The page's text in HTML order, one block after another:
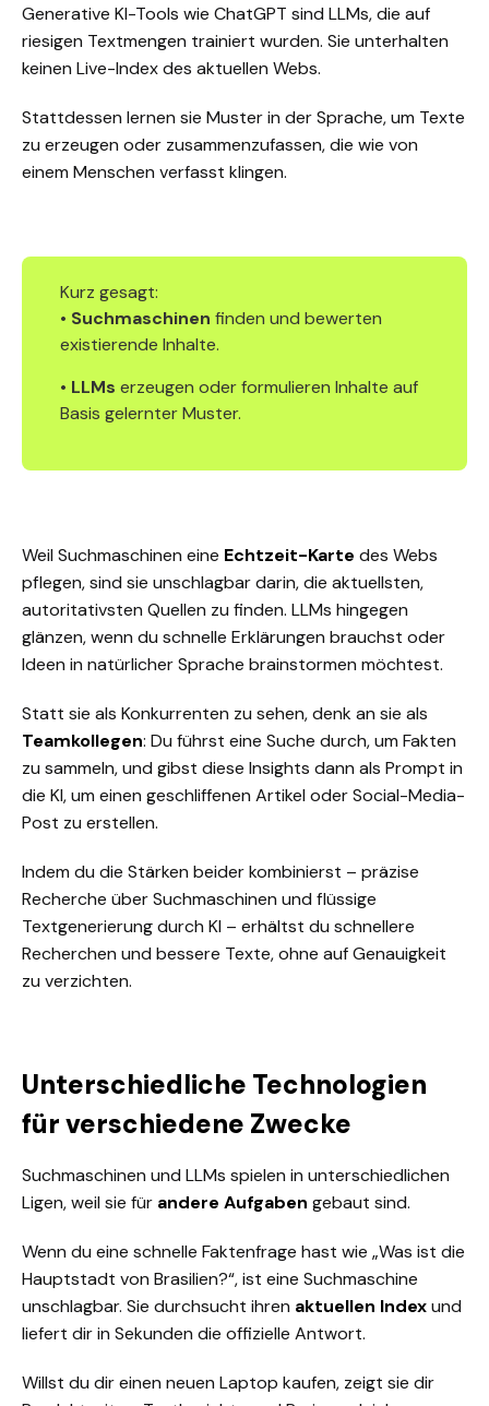
Generative KI-Tools wie ChatGPT sind LLMs, die auf
riesigen Textmengen trainiert wurden. Sie unterhalten
keinen Live-Index des aktuellen Webs.
Stattdessen lernen sie Muster in der Sprache, um Texte
zu erzeugen oder zusammenzufassen, die wie von
einem Menschen verfasst klingen.
Kurz gesagt:
• Suchmaschinen finden und bewerten
existierende Inhalte.
• LLMs erzeugen oder formulieren Inhalte auf
Basis gelernter Muster.
Weil Suchmaschinen eine Echtzeit-Karte des Webs
pflegen, sind sie unschlagbar darin, die aktuellsten,
autoritativsten Quellen zu finden. LLMs hingegen
glänzen, wenn du schnelle Erklärungen brauchst oder
Ideen in natürlicher Sprache brainstormen möchtest.
Statt sie als Konkurrenten zu sehen, denk an sie als
Teamkollegen: Du führst eine Suche durch, um Fakten
zu sammeln, und gibst diese Insights dann als Prompt in
die KI, um einen geschliffenen Artikel oder Social-Media-
Post zu erstellen.
Indem du die Stärken beider kombinierst – präzise
Recherche über Suchmaschinen und flüssige
Textgenerierung durch KI – erhältst du schnellere
Recherchen und bessere Texte, ohne auf Genauigkeit
zu verzichten.
Unterschiedliche Technologien
für verschiedene Zwecke
Suchmaschinen und LLMs spielen in unterschiedlichen
Ligen, weil sie für andere Aufgaben gebaut sind.
Wenn du eine schnelle Faktenfrage hast wie „Was ist die
Hauptstadt von Brasilien?“, ist eine Suchmaschine
unschlagbar. Sie durchsucht ihren aktuellen Indexund
liefert dir in Sekunden die offizielle Antwort.
Willst du dir einen neuen Laptop kaufen, zeigt sie dir